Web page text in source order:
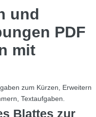
und
PDF
mit
zum Kürzen, Erweitern
Textaufgaben.
Blattes zur